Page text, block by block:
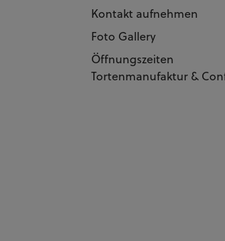
Kontakt aufnehmen
Foto Gallery
Öffnungszeiten
Tortenmanufaktur &